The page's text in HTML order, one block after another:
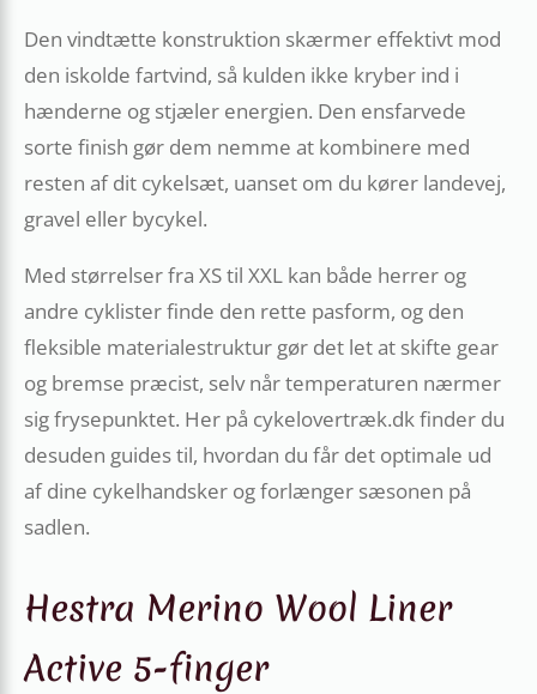
Den vindtætte konstruktion skærmer effektivt mod
den iskolde fartvind, så kulden ikke kryber ind i
hænderne og stjæler energien. Den ensfarvede
sorte finish gør dem nemme at kombinere med
resten af dit cykelsæt, uanset om du kører landevej,
gravel eller bycykel.
Med størrelser fra XS til XXL kan både herrer og
andre cyklister finde den rette pasform, og den
fleksible materialestruktur gør det let at skifte gear
og bremse præcist, selv når temperaturen nærmer
sig frysepunktet. Her på cykelovertræk.dk finder du
desuden guides til, hvordan du får det optimale ud
af dine cykelhandsker og forlænger sæsonen på
sadlen.
Hestra Merino Wool Liner
Active 5-finger